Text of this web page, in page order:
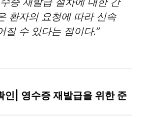
환자의 요청에 따라 신속
질 수 있다는 점이다.”
인| 영수증 재발급을 위한 준